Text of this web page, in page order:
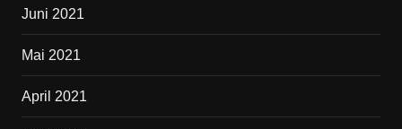
Juni 2021
Mai 2021
April 2021